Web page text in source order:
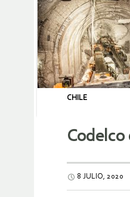
CHILE
8 JULIO, 2020